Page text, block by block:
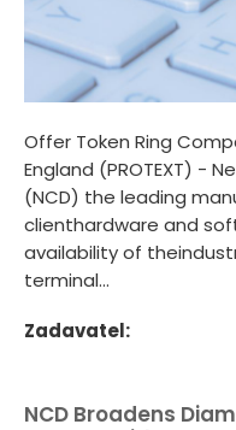
Offer Token Ring
England (PROTEXT) -
(NCD) the leading
clienthardware and
availability of
terminal...
Zadavatel:
NCD Broadens